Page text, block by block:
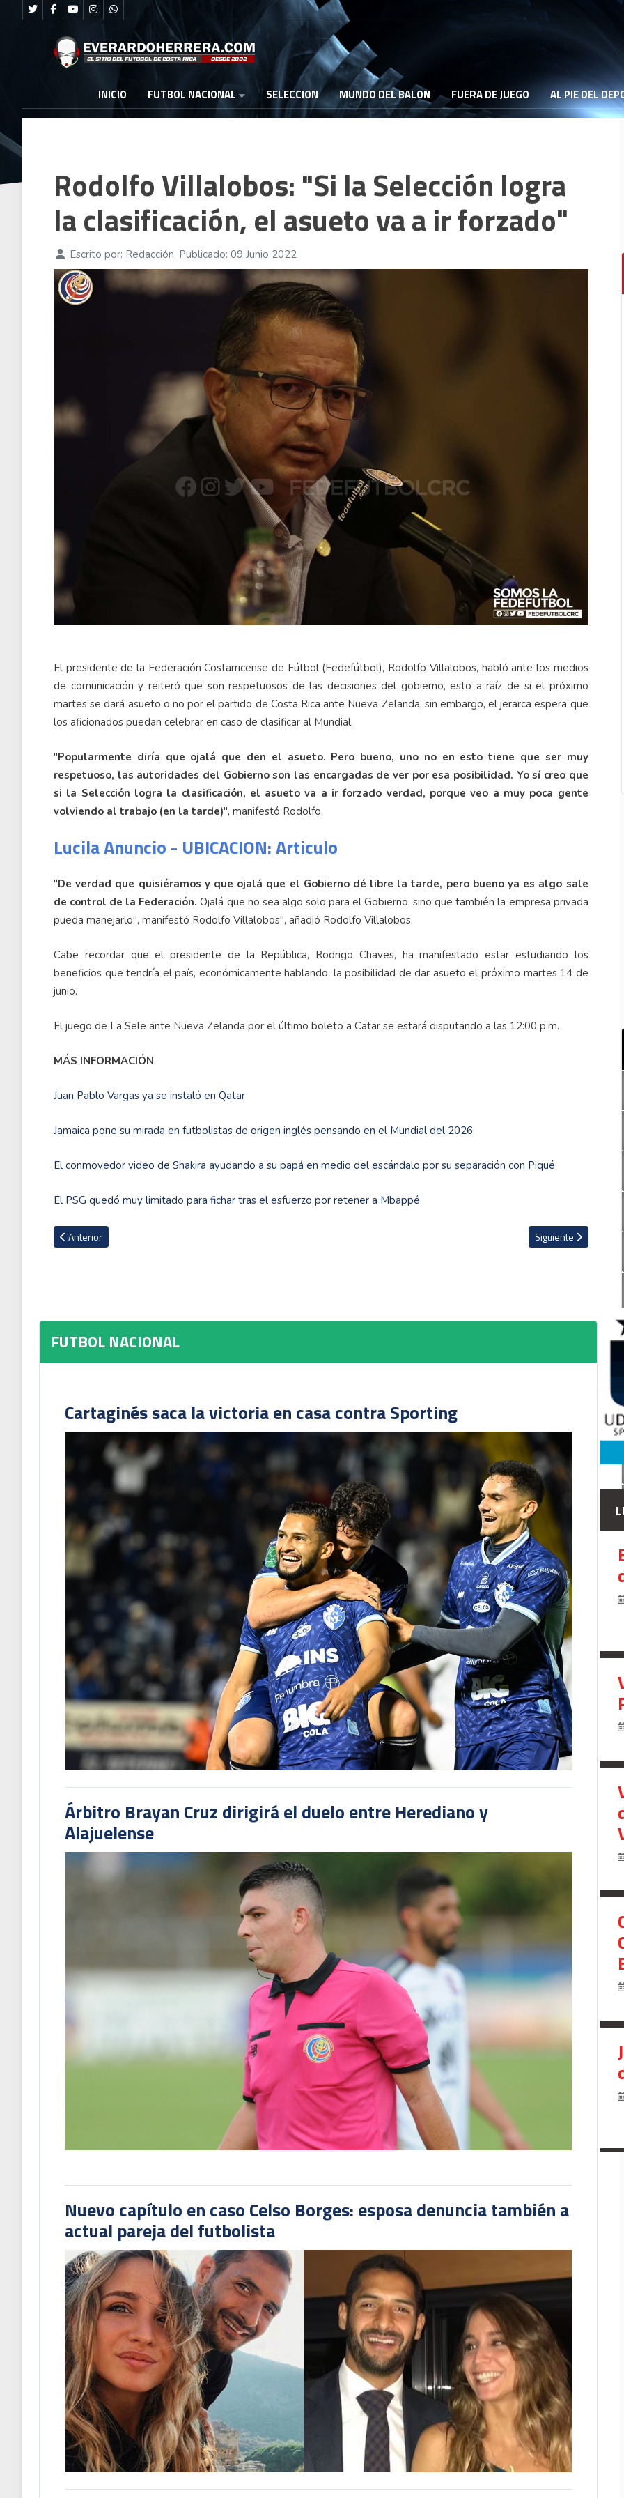
INICIO FUTBOL NACIONAL SELECCION MUNDO DEL BALON FUERA DE JUEGO AL PIE DEL
Rodolfo Villalobos: "Si la Selección logra
la clasificación, el asueto va a ir forzado"
Escrito por: Redacción Publicado: 09 Junio 2022
El presidente de la Federación Costarricense de Fútbol (Fedefútbol), Rodolfo Villalobos, habló ante los medios
de comunicación y reiteró que son respetuosos de las decisiones del gobierno, esto a raíz de si el próximo
martes se dará asueto o no por el partido de Costa Rica ante Nueva Zelanda, sin embargo, el jerarca espera que
los aficionados puedan celebrar en caso de clasificar al Mundial.
"Popularmente diría que ojalá que den el asueto. Pero bueno, uno no en esto tiene que ser muy
respetuoso, las autoridades del Gobierno son las encargadas de ver por esa posibilidad. Yo sí creo que
si la Selección logra la clasificación, el asueto va a ir forzado verdad, porque veo a muy poca gente
volviendo al trabajo (en la tarde)", manifestó Rodolfo.
Lucila Anuncio - UBICACION: Articulo
"De verdad que quisiéramos y que ojalá que el Gobierno dé libre la tarde, pero bueno ya es algo sale
de control de la Federación.Ojalá que no sea algo solo para el Gobierno, sino que también la empresa privada
pueda manejarlo", manifestó Rodolfo Villalobos", añadió Rodolfo Villalobos.
Cabe recordar que el presidente de la República, Rodrigo Chaves, ha manifestado estar estudiando los
beneficios que tendría el país, económicamente hablando, la posibilidad de dar asueto el próximo martes 14 de
junio.
El juego de La Sele ante Nueva Zelanda por el último boleto a Catar se estará disputando a las 12:00 p.m.
MÁS INFORMACIÓN
Juan Pablo Vargas ya se instaló en Qatar
Jamaica pone su mirada en futbolistas de origen inglés pensando en el Mundial del 2026
El conmovedor video de Shakira ayudando a su papá en medio del escándalo por su separación con Piqué
El PSG quedó muy limitado para fichar tras el esfuerzo por retener a Mbappé
Artículo anterior: Periodista de ESPN, Carolina Padrón: "Costa Rica tiene todo para clasificarse al Mundial de Qatar 2022"
Anterior Artículo siguiente:
Siguiente
FUTBOL NACIONAL
Cartaginés saca la victoria en casa contra Sporting
Árbitro Brayan Cruz dirigirá el duelo entre Herediano y
Alajuelense
Nuevo capítulo en caso Celso Borges: esposa denuncia también a
actual pareja del futbolista